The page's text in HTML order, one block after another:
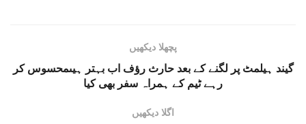
پچھلا دیکھیں
گیند ہیلمٹ پر لگنے کے بعد حارث رؤف اب بہتر ہیںمحسوس کر
رہے ٹیم کے ہمراہ سفر بھی کیا
اگلا دیکھیں